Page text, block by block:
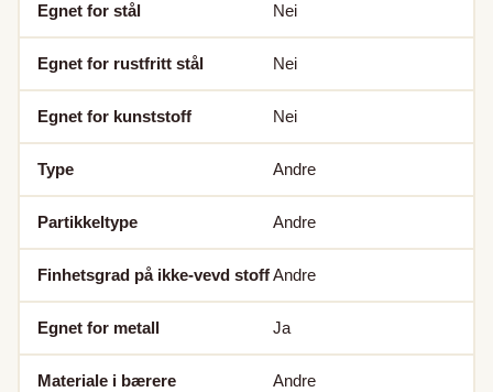
Egnet for stål Nei
Egnet for rustfritt stål Nei
Egnet for kunststoff Nei
Type Andre
Partikkeltype Andre
Finhetsgrad på ikke-vevd stoffAndre
Egnet for metall Ja
Materiale i bærere Andre